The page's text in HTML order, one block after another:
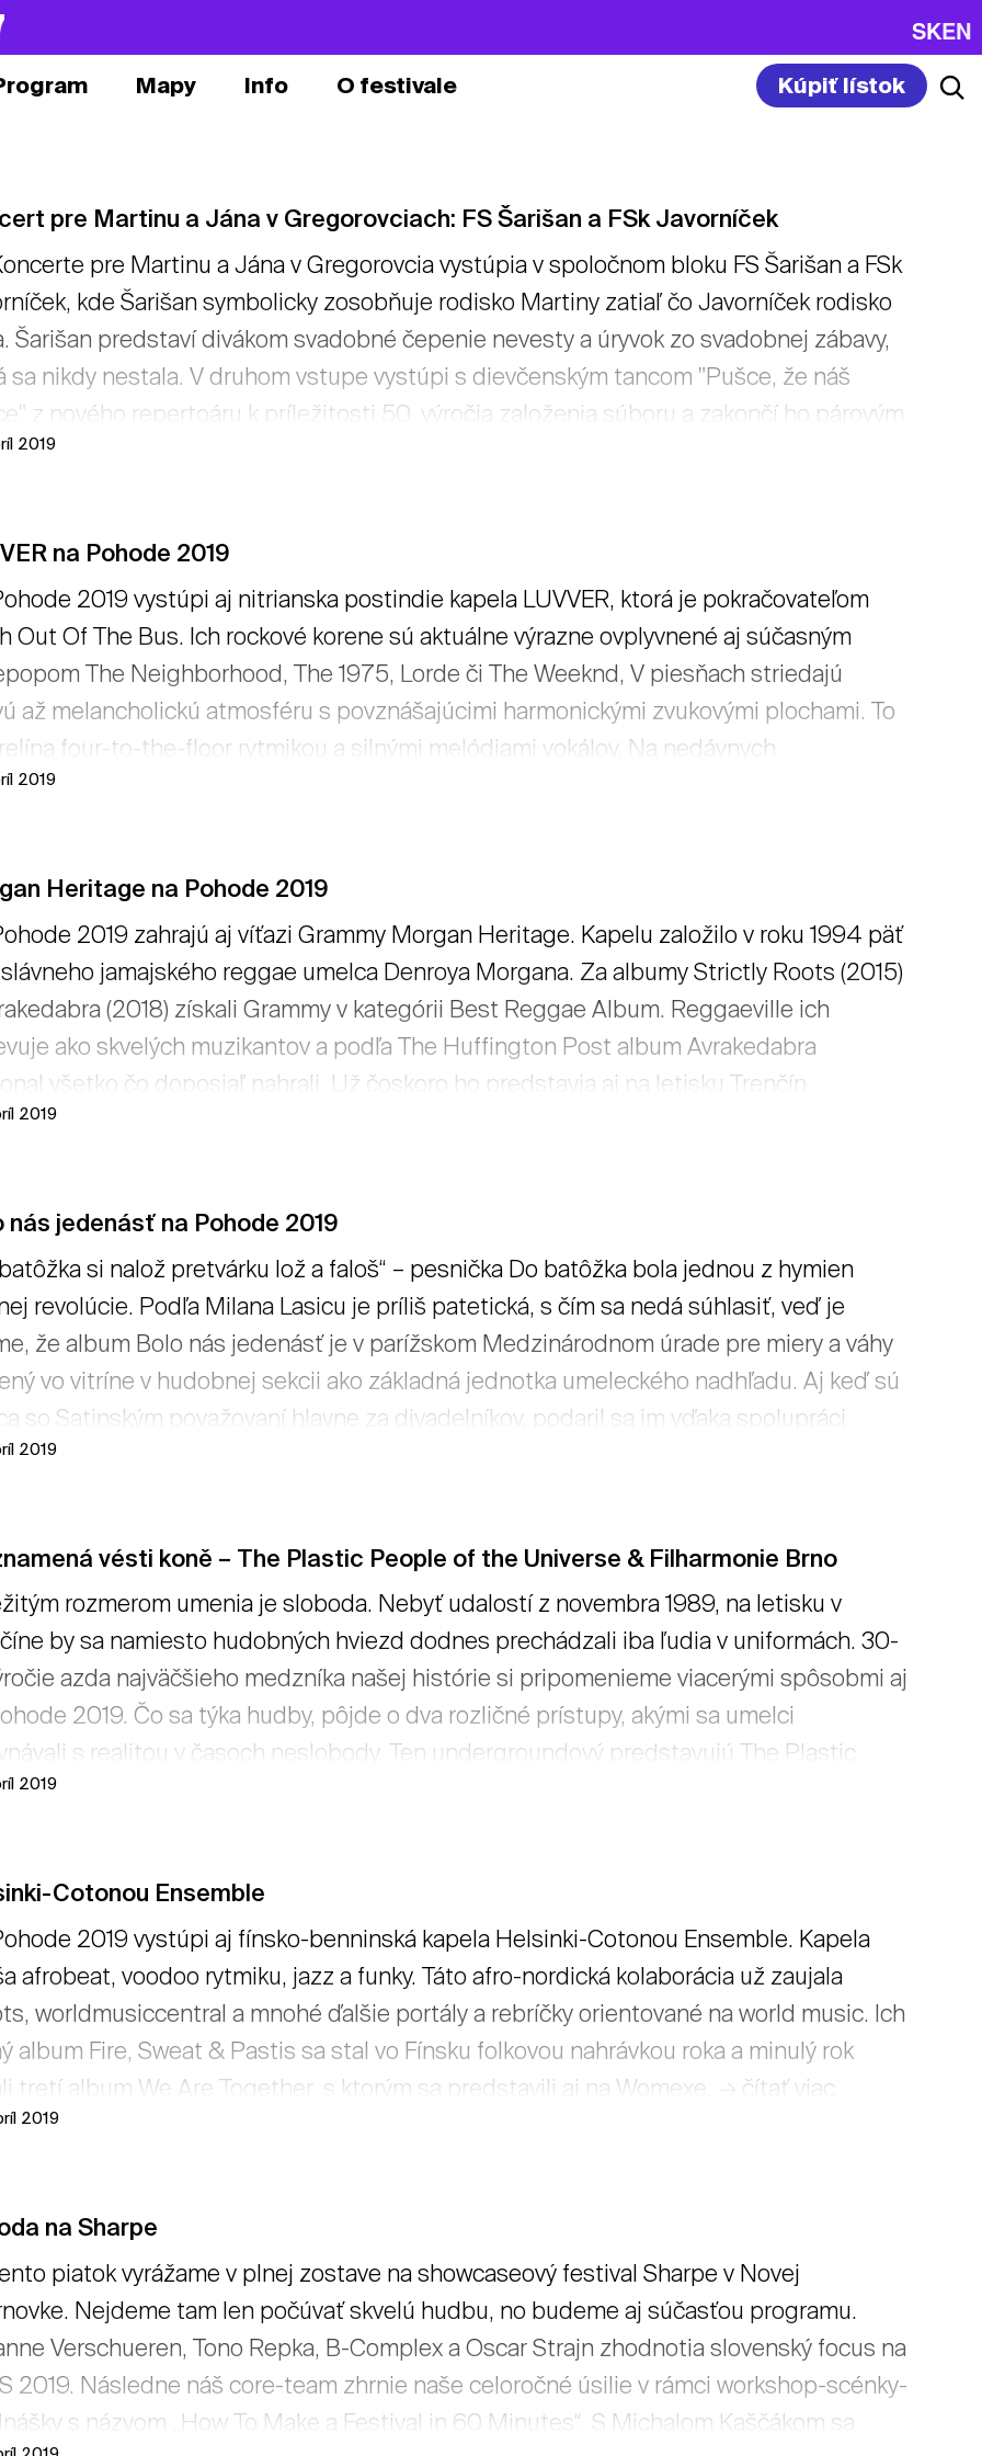
SKEN
Mapy Info O festivale Kúpiť lístok
pre Martinu a Jána v Gregorovciach: FS Šarišan a FSk Javorníček
pre Martinu a Jána v Gregorovcia vystúpia v spoločnom bloku FS Šarišan a FSk
kde Šarišan symbolicky zosobňuje rodisko Martiny zatiaľ čo Javorníček rodisko
Šarišan predstaví divákom svadobné čepenie nevesty a úryvok zo svadobnej zábavy,
sa nikdy nestala. V druhom vstupe vystúpi s dievčenským tancom "Pušce, že náš
z nového repertoáru k príležitosti 50. výročia založenia súboru a zakončí ho párovým
pri Hudakoch z regiónu Zemplín. ĽH Javorníček na koncerte zahrá repertoár
a vzdajú hold Jánovi a Martine recitovaním jednej z Jánových básní. → čítať viac
2019
na Pohode 2019
2019 vystúpi aj nitrianska postindie kapela LUVVER, ktorá je pokračovateľom
Out Of The Bus. Ich rockové korene sú aktuálne výrazne ovplyvnené aj súčasným
The Neighborhood, The 1975, Lorde či The Weeknd, V piesňach striedajú
až melancholickú atmosféru s povznášajúcimi harmonickými zvukovými plochami. To
four-to-the-floor rytmikou a silnými melódiami vokálov. Na nedávnych
Awards 2018 boli nominovaní v kategórii nováčik roka a odniesli si ocenenie
dodávame na adresu LUVVER my. → čítať viac
2019
Heritage na Pohode 2019
2019 zahrajú aj víťazi Grammy Morgan Heritage. Kapelu založilo v roku 1994 päť
jamajského reggae umelca Denroya Morgana. Za albumy Strictly Roots (2015)
(2018) získali Grammy v kategórii Best Reggae Album. Reggaeville ich
ako skvelých muzikantov a podľa The Huffington Post album Avrakedabra
všetko čo doposiaľ nahrali. Už čoskoro ho predstavia aj na letisku Trenčín.
viac
2019
nás jedenásť na Pohode 2019
si nalož pretvárku lož a faloš“ – pesnička Do batôžka bola jednou z hymien
revolúcie. Podľa Milana Lasicu je príliš patetická, s čím sa nedá súhlasiť, veď je
že album Bolo nás jedenásť je v parížskom Medzinárodnom úrade pre miery a váhy
vo vitríne v hudobnej sekcii ako základná jednotka umeleckého nadhľadu. Aj keď sú
so Satinským považovaní hlavne za divadelníkov, podaril sa im vďaka spolupráci
Jarom Filipom nahrať podľa mnohých najlepší album našej histórie – Bolo nás
2019
vésti koně – The Plastic People of the Universe & Filharmonie Brno
rozmerom umenia je sloboda. Nebyť udalostí z novembra 1989, na letisku v
by sa namiesto hudobných hviezd dodnes prechádzali iba ľudia v uniformách. 30-
azda najväčšieho medzníka našej histórie si pripomenieme viacerými spôsobmi aj
2019. Čo sa týka hudby, pôjde o dva rozličné prístupy, akými sa umelci
s realitou v časoch neslobody. Ten undergroundový predstavujú The Plastic
of the Universe a Filharmónia Brno s projektom „Co znamená vésti koně“.
→ čítať viac
2019
Cotonou Ensemble
2019 vystúpi aj fínsko-benninská kapela Helsinki-Cotonou Ensemble. Kapela
afrobeat, voodoo rytmiku, jazz a funky. Táto afro-nordická kolaborácia už zaujala
worldmusiccentral a mnohé ďalšie portály a rebríčky orientované na world music. Ich
album Fire, Sweat & Pastis sa stal vo Fínsku folkovou nahrávkou roka a minulý rok
tretí album We Are Together, s ktorým sa predstavili aj na Womexe. → čítať viac
2019
na Sharpe
piatok vyrážame v plnej zostave na showcaseový festival Sharpe v Novej
Nejdeme tam len počúvať skvelú hudbu, no budeme aj súčasťou programu.
Verschueren, Tono Repka, B-Complex a Oscar Strajn zhodnotia slovenský focus na
2019. Následne náš core-team zhrnie naše celoročné úsilie v rámci workshop-scénky-
s názvom „How To Make a Festival in 60 Minutes“. S Michalom Kaščákom sa